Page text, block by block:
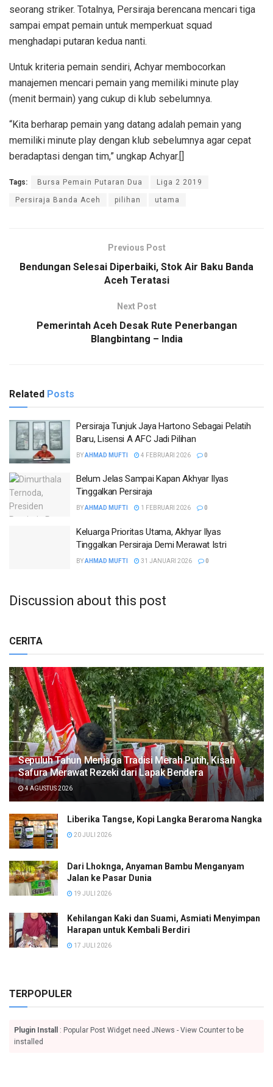
seorang striker. Totalnya, Persiraja berencana mencari tiga
sampai empat pemain untuk memperkuat squad
menghadapi putaran kedua nanti.
Untuk kriteria pemain sendiri, Achyar membocorkan
manajemen mencari pemain yang memiliki minute play
(menit bermain) yang cukup di klub sebelumnya.
“Kita berharap pemain yang datang adalah pemain yang
memiliki minute play dengan klub sebelumnya agar cepat
beradaptasi dengan tim,” ungkap Achyar.[]
Tags: Bursa Pemain Putaran Dua Liga 2 2019
Persiraja Banda Aceh pilihan utama
Previous Post
Bendungan Selesai Diperbaiki, Stok Air Baku Banda
Aceh Teratasi
Next Post
Pemerintah Aceh Desak Rute Penerbangan
Blangbintang – India
Related Posts
Persiraja Tunjuk Jaya Hartono Sebagai Pelatih
Baru, Lisensi A AFC Jadi Pilihan
BYAHMAD MUFTI 4 FEBRUARI 2026 0
Belum Jelas Sampai Kapan Akhyar Ilyas
Tinggalkan Persiraja
BYAHMAD MUFTI 1 FEBRUARI 2026 0
Keluarga Prioritas Utama, Akhyar Ilyas
Tinggalkan Persiraja Demi Merawat Istri
BYAHMAD MUFTI 31 JANUARI 2026 0
Discussion about this post
CERITA
Sepuluh Tahun Menjaga Tradisi Merah Putih, Kisah
Safura Merawat Rezeki dari Lapak Bendera
4 AGUSTUS 2026
Liberika Tangse, Kopi Langka Beraroma Nangka
20 JULI 2026
Dari Lhoknga, Anyaman Bambu Menganyam
Jalan ke Pasar Dunia
19 JULI 2026
Kehilangan Kaki dan Suami, Asmiati Menyimpan
Harapan untuk Kembali Berdiri
17 JULI 2026
TERPOPULER
Plugin Install
: Popular Post Widget need JNews - View Counter to be
installed